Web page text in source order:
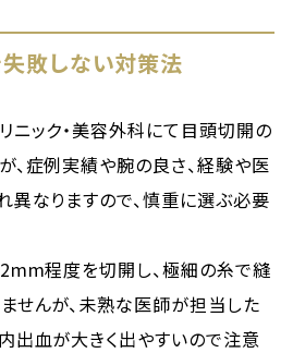
敗しない対策法
ニック・美容外科にて目頭切開の
、症例実績や腕の良さ、経験や医
異なりますので、慎重に選ぶ必要
程度を切開し、極細の糸で縫
せんが、未熟な医師が担当した
出血が大きく出やすいので注意